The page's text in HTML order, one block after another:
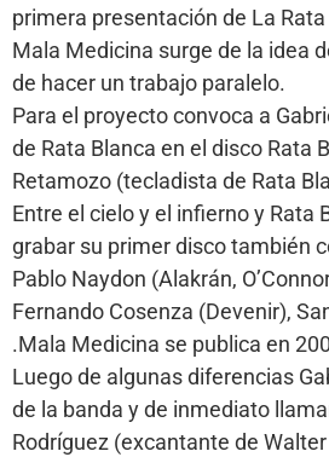
primera presentación de La
Mala Medicina surge de la idea
de hacer un trabajo paralelo.
Para el proyecto convoca a
de Rata Blanca en el disco Rata
Retamozo (tecladista de Rata
Entre el cielo y el infierno y Rata
grabar su primer disco también
Pablo Naydon (Alakrán,
Fernando Cosenza (Devenir),
.Mala Medicina se publica en
Luego de algunas diferencias
de la banda y de inmediato
Rodríguez (excantante de